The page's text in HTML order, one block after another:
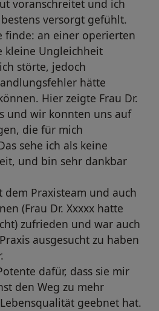
voranschreitet und ich
versorgt gefühlt.
finde: an einer operierten
kleine Ungleichheit
störte, jedoch
hätte
Hier zeigte Frau Dr.
und wir konnten uns auf
die für mich
sehe ich als keine
und bin sehr dankbar
Praxisteam und auch
(Frau Dr. Xxxxx hatte
zufrieden und war auch
ausgesucht zu haben
dafür, dass sie mir
den Weg zu mehr
geebnet hat.